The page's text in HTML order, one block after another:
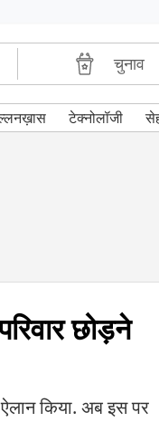
चुनाव
टेक्नोलॉजी
छोड़ने
किया. अब इस पर